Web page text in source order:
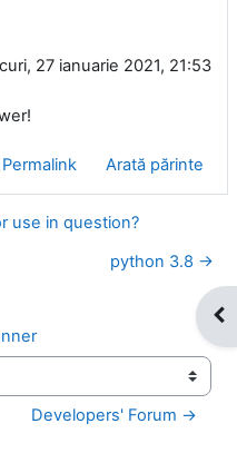
27 ianuarie 2021, 21:53
Permalink Arată părinte
use in question?
python 3.8 →
Developers' Forum →